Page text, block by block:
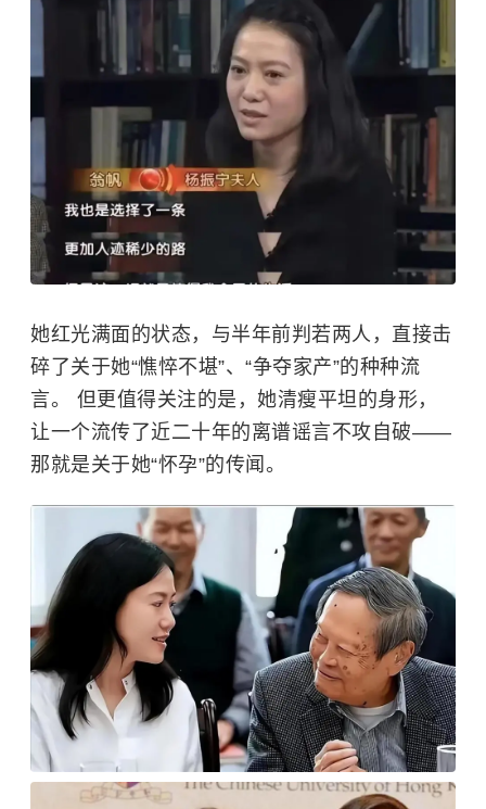
她红光满面的状态，与半年前判若两人，直接击
碎了关于她“憔悴不堪”、“争夺家产”的种种流
言。 但更值得关注的是，她清瘦平坦的身形，
让一个流传了近二十年的离谱谣言不攻自破——
那就是关于她“怀孕”的传闻。